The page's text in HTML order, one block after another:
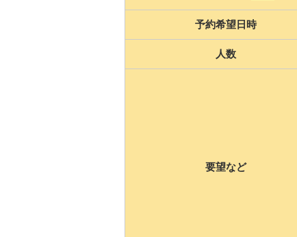
予約希望日時
人数
要望など